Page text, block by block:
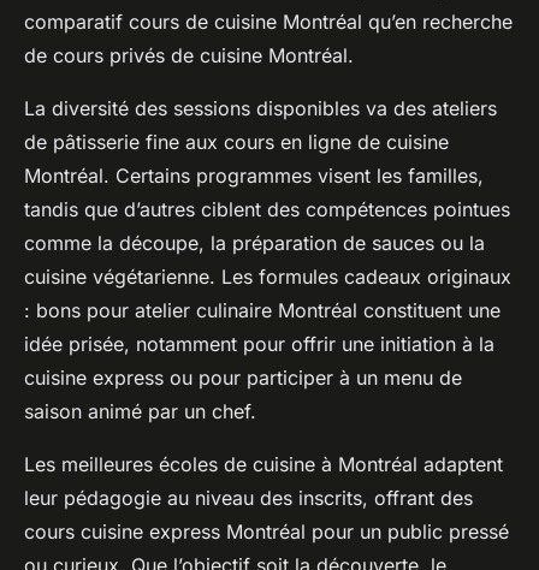
comparatif cours de cuisine Montréal qu’en recherche
de cours privés de cuisine Montréal.
La diversité des sessions disponibles va des ateliers
de pâtisserie fine aux cours en ligne de cuisine
Montréal. Certains programmes visent les familles,
tandis que d’autres ciblent des compétences pointues
comme la découpe, la préparation de sauces ou la
cuisine végétarienne. Les formules cadeaux originaux
: bons pour atelier culinaire Montréal constituent une
idée prisée, notamment pour offrir une initiation à la
cuisine express ou pour participer à un menu de
saison animé par un chef.
Les meilleures écoles de cuisine à Montréal adaptent
leur pédagogie au niveau des inscrits, offrant des
cours cuisine express Montréal pour un public pressé
ou curieux. Que l’objectif soit la découverte, le